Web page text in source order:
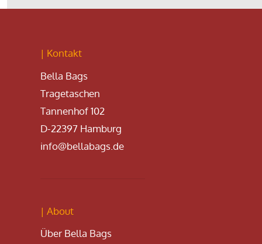
| Kontakt
Bella Bags
Tragetaschen
Tannenhof 102
D-22397 Hamburg
info@bellabags.de
| About
Über Bella Bags